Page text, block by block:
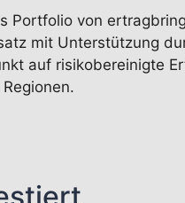
Portfolio von
mit Unterstützung
auf risikobereinigte